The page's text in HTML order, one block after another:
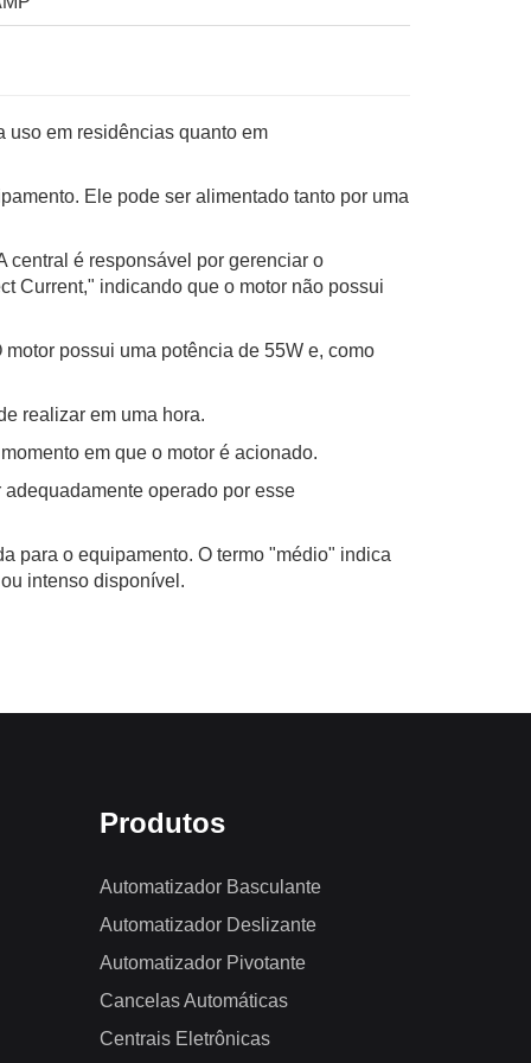
uso em residências quanto em
Ele pode ser alimentado tanto por uma
central é responsável por gerenciar o
Current," indicando que o motor não possui
possui uma potência de 55W e, como
realizar em uma hora.
em que o motor é acionado.
operado por esse
para o equipamento. O termo "médio" indica
intenso disponível.
Produtos
Automatizador Basculante
Automatizador Deslizante
Automatizador Pivotante
Cancelas Automáticas
Centrais Eletrônicas